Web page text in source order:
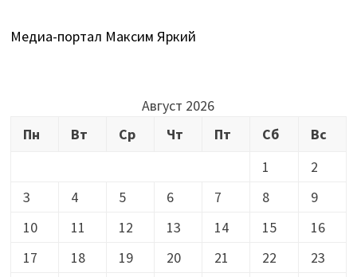
Медиа-портал Максим Яркий
Август 2026
Пн
Вт Ср Чт Пт Сб
Вс
1
2
3
4 5 6 7 8
9
10
11 12 13 14 15
16
17
18 19 20 21 22
23